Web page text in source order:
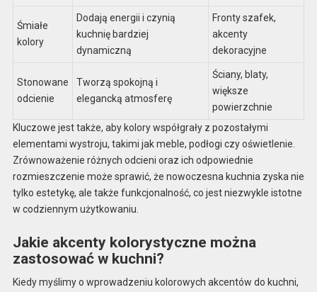
Śmiałe
kolory
Dodają energii i czynią
kuchnię bardziej
dynamiczną
Fronty szafek,
akcenty
dekoracyjne
Stonowane
odcienie
Tworzą spokojną i
elegancką atmosferę
Ściany, blaty,
większe
powierzchnie
Kluczowe jest także, aby kolory współgrały z pozostałymi
elementami wystroju, takimi jak meble, podłogi czy oświetlenie.
Zrównoważenie różnych odcieni oraz ich odpowiednie
rozmieszczenie może sprawić, że nowoczesna kuchnia zyska nie
tylko estetykę, ale także funkcjonalność, co jest niezwykle istotne
w codziennym użytkowaniu.
Jakie akcenty kolorystyczne można
zastosować w kuchni?
Kiedy myślimy o wprowadzeniu kolorowych akcentów do kuchni,